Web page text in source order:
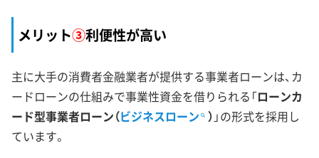
メリット③利便性が高い
主に大手の消費者金融業者が提供する事業者ローンは、カ
ードローンの仕組みで事業性資金を借りられる「ローンカ
ード型事業者ローン（ビジネスローン ） 」の形式を採用し
ています。